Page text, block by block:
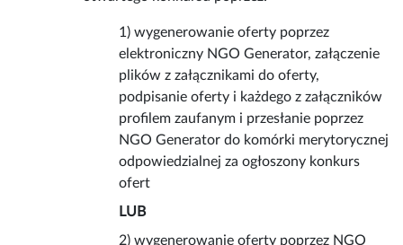
1) wygenerowanie oferty poprzez
elektroniczny NGO Generator, załączenie
plików z załącznikami do oferty,
podpisanie oferty i każdego z załączników
profilem zaufanym i przesłanie poprzez
NGO Generator do komórki merytorycznej
odpowiedzialnej za ogłoszony konkurs
ofert
LUB
2) wygenerowanie oferty poprzez NGO